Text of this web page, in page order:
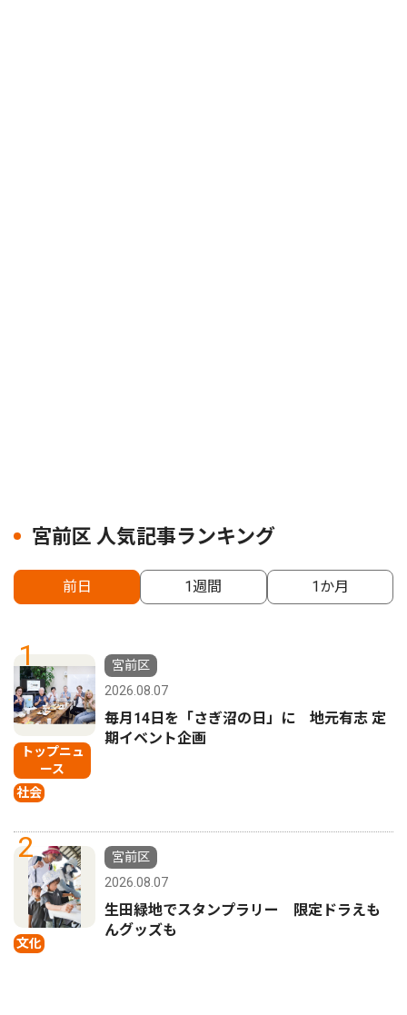
宮前区 人気記事ランキング
前日 1週間 1か月
1
トップニュ
ース
社会
宮前区
2026.08.07
毎月14日を「さぎ沼の日」に 地元有志 定
期イベント企画
2
文化
宮前区
2026.08.07
生田緑地でスタンプラリー 限定ドラえも
んグッズも